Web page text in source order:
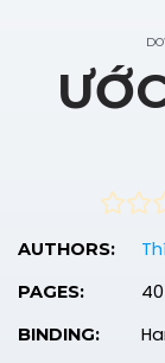
AUTHORS:
PAGES:
BINDING: